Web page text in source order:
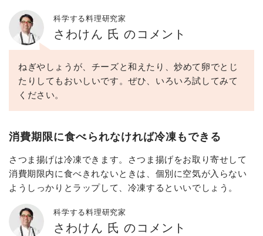
科学する料理研究家
さわけん 氏 のコメント
ねぎやしょうが、チーズと和えたり、炒めて卵でとじ
たりしてもおいしいです。ぜひ、いろいろ試してみて
ください。
消費期限に食べられなければ冷凍もできる
さつま揚げは冷凍できます。さつま揚げをお取り寄せして
消費期限内に食べきれないときは、個別に空気が入らない
ようしっかりとラップして、冷凍するといいでしょう。
科学する料理研究家
さわけん 氏 のコメント